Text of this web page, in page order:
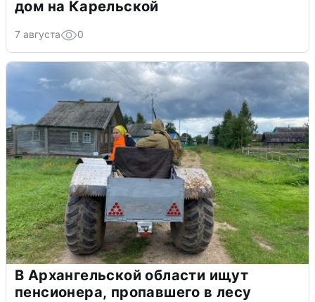
дом на Карельской
7 августа 0
В Архангельской области ищут
пенсионера, пропавшего в лесу